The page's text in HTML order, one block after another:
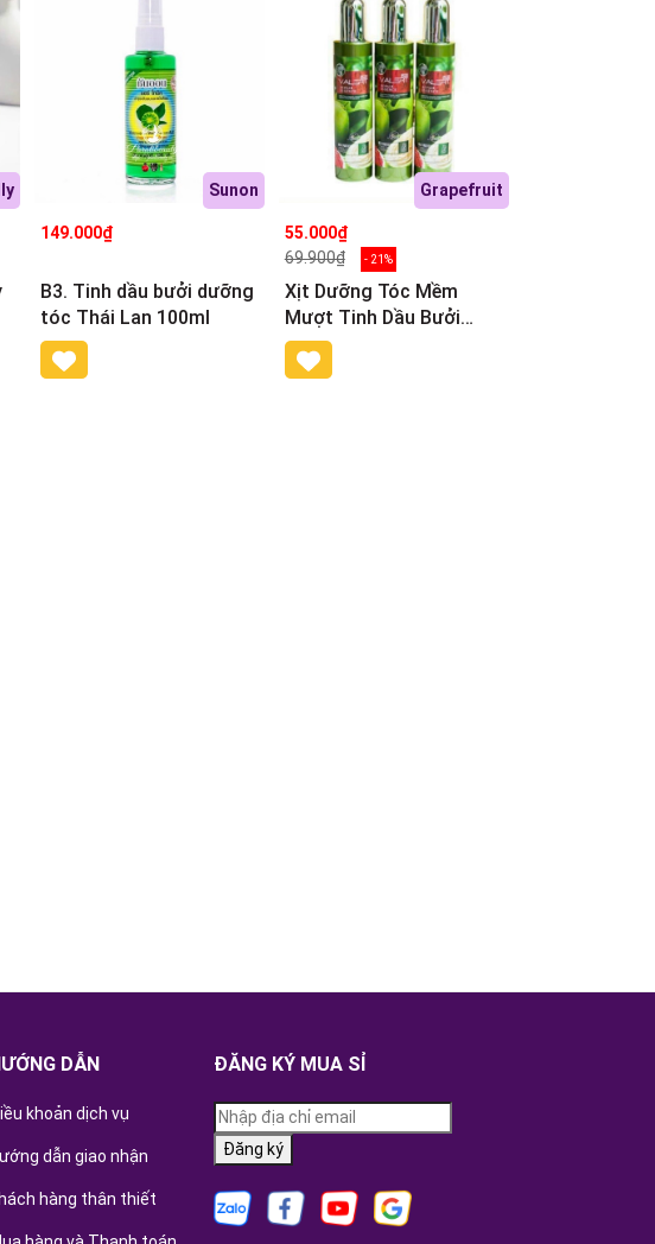
Sunon
149.000₫
B3. Tinh dầu bưởi dưỡng
tóc Thái Lan 100ml
Grapefruit
55.000₫
69.900₫
- 21%
Xịt Dưỡng Tóc Mềm
Mượt Tinh Dầu Bưởi
Valert Repair Essence
Plus 220ml
DẪN
khoản dịch vụ
dẫn giao nhận
hàng thân thiết
ĐĂNG KÝ MUA SỈ
Đăng ký